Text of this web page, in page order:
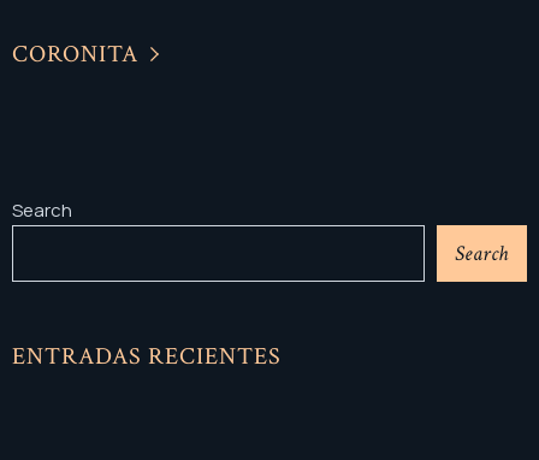
CORONITA
Search
Search
ENTRADAS RECIENTES